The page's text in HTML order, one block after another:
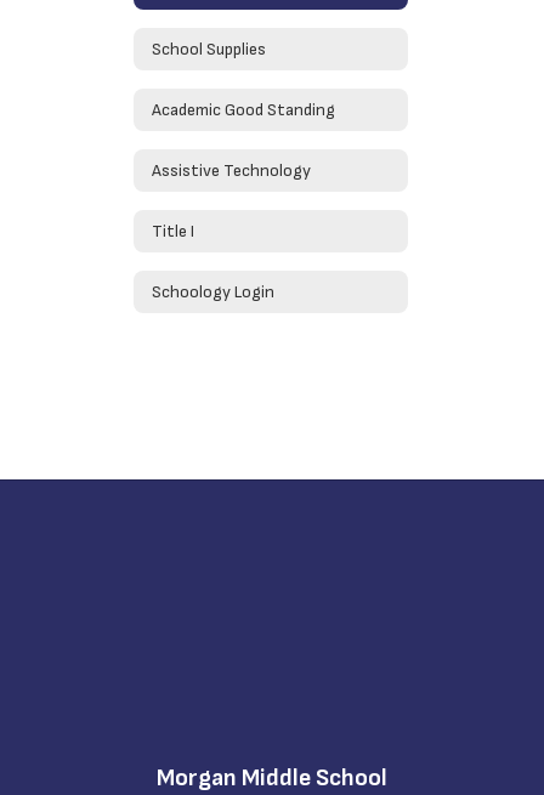
School Supplies
Academic Good Standing
Assistive Technology
Title I
Schoology Login
Morgan Middle School